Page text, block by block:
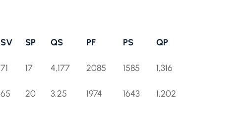
SV SP QS PF PS
QP
SV SP QS PF PS QP
71 17 4,177 2085 1585 1,316
65 20 3,25 1974 1643 1,202